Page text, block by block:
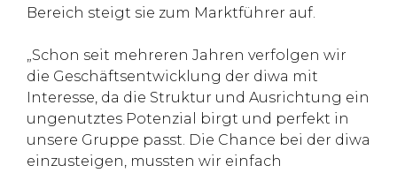
Bereich steigt sie zum Marktführer auf.
„Schon seit mehreren Jahren verfolgen wir
die Geschäftsentwicklung der diwa mit
Interesse, da die Struktur und Ausrichtung ein
ungenutztes Potenzial birgt und perfekt in
unsere Gruppe passt. Die Chance bei der diwa
einzusteigen, mussten wir einfach